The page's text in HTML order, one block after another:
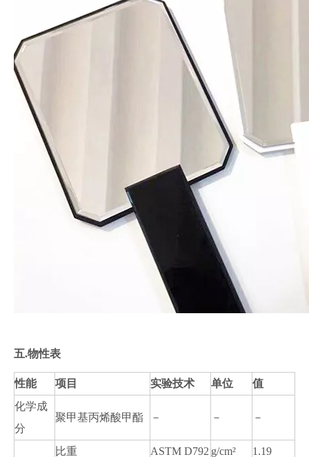
五.物性表
性能 项目 实验技术 单位
值
化学成
分
聚甲基丙烯酸甲酯 － － －
比重 ASTM D792 g/cm²
1.19